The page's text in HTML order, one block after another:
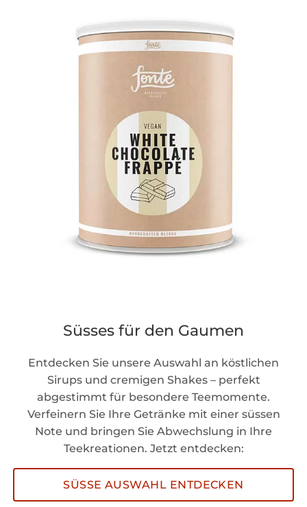
Süsses für den Gaumen
Entdecken Sie unsere Auswahl an köstlichen
Sirups und cremigen Shakes – perfekt
abgestimmt für besondere Teemomente.
Verfeinern Sie Ihre Getränke mit einer süssen
Note und bringen Sie Abwechslung in Ihre
Teekreationen. Jetzt entdecken:
SÜSSE AUSWAHL ENTDECKEN